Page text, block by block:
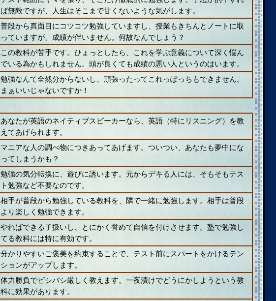
ば無敵ですが、人生はそこまで甘くないような気がします。
普段から真面目にコツコツ勉強していますし、授業もきちんとノートに取
っていますが、成績が伴いません。何故なんでしょう？
この教科が苦手です。ひょっとしたら、これを学ぶ意義について深く悩ん
でいる為かもしれません。頭が良くても成績の悪い人というのはいます。
勉強なんて全然分からないし、頑張ったってこれっぽっちもできません。
まぁいいじゃないですか！
あなたが英語のネイティブスピーカーなら、英語（特にリスニング）を教
えてあげられます。
マニアな人の調べ物につきあってあげます。ついつい、あなたも夢中にな
ってしまうかも？
勉強の気分転換に、遊びに誘います。元からデキる人には、そもそもテス
ト勉強など不要なのです。
相手が普段から勉強している教科を、隣で一緒に勉強します。相手は普段
より楽しく勉強できます。
やればできる子扱いし、とにかく誉めて自信を付けさせます。塾で勉強し
てる教科には特に有効です。
分かりやすいご褒美を約束することで、テスト前にスパートをかけるテン
ションがアップします。
体力勝負でビシバシ厳しく教えます。一夜漬けでどうにかしようという教
科に効果があります。